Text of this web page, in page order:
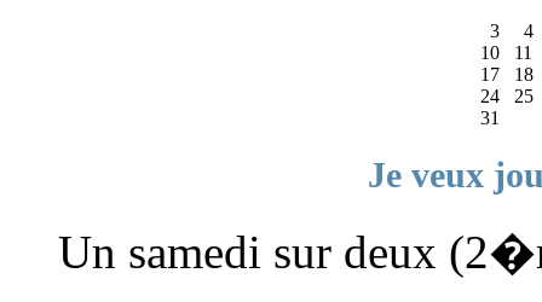
3
4
10
11
17
18
24
25
31
Je veux
Un samedi sur deux